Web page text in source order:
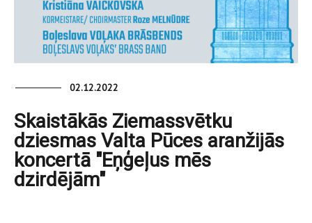
02.12.2022
Skaistākās Ziemassvētku
dziesmas Valta Pūces aranžijās
koncertā "Eņģeļus mēs
dzirdējām"